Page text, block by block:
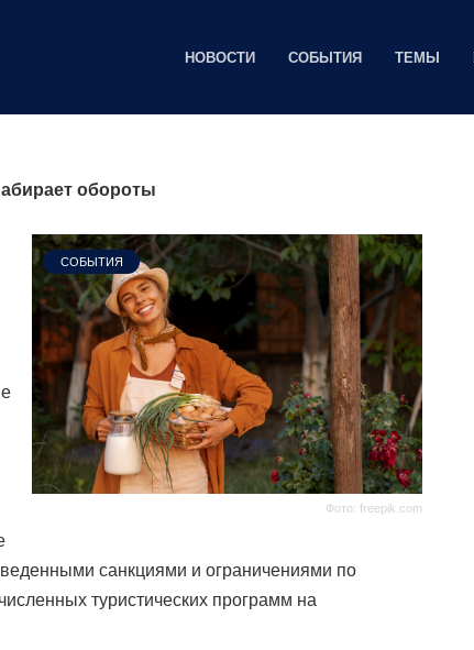
НОВОСТИ СОБЫТИЯ ТЕМЫ
обороты
Фото: freepik.com
СОБЫТИЯ
санкциями и ограничениями по
туристических программ на